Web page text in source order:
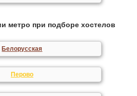
метро при подборе хостелов
Белорусская
Перово